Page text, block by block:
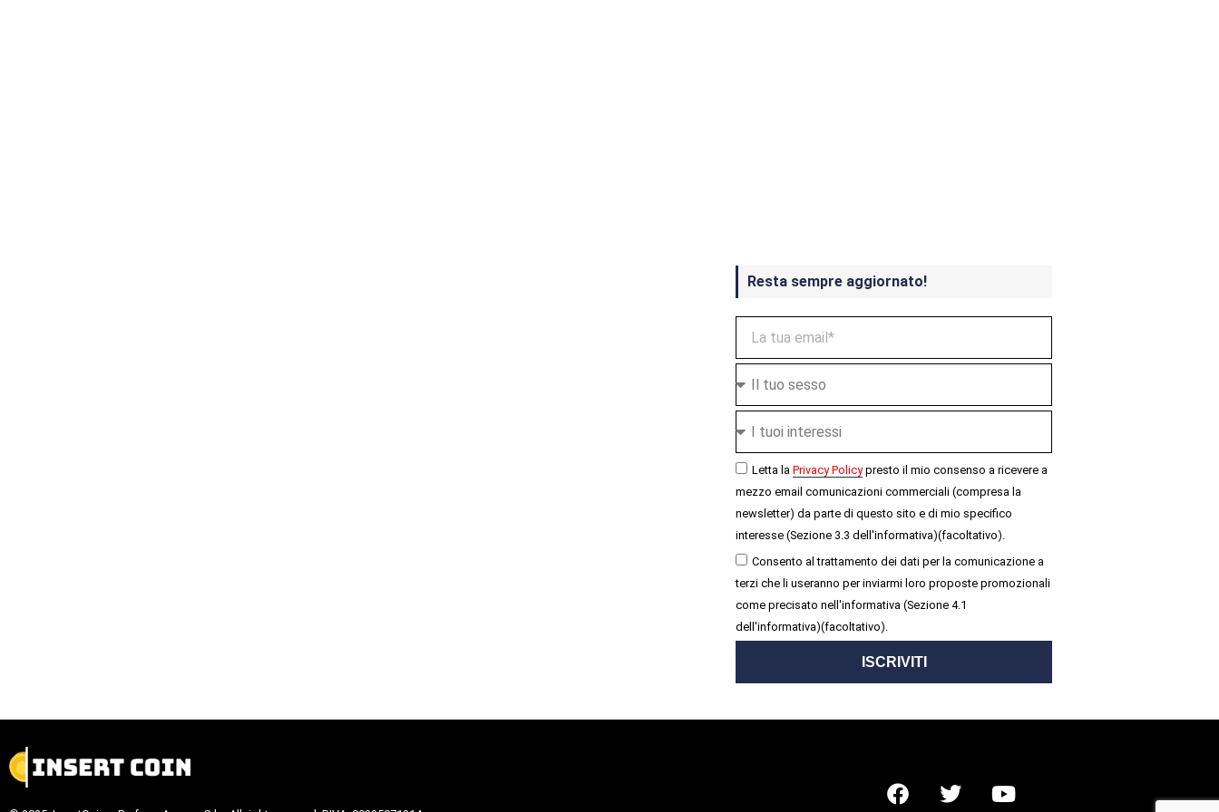
Resta sempre aggiornato!
Letta la Privacy Policypresto il mio consenso a ricevere a
mezzo email comunicazioni commerciali (compresa la
newsletter) da parte di questo sito e di mio specifico
interesse (Sezione 3.3 dell'informativa)(facoltativo).
Consento al trattamento dei dati per la comunicazione a
terzi che li useranno per inviarmi loro proposte promozionali
come precisato nell'informativa (Sezione 4.1
dell'informativa)(facoltativo).
ISCRIVITI